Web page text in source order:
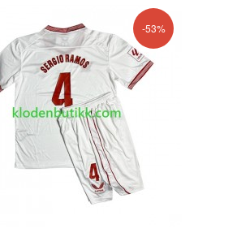
-53%